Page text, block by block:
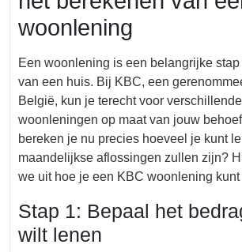
woonlening
Een woonlening is een belangrijke
van een huis. Bij KBC, een
België, kun je terecht voor
woonleningen op maat van jouw
bereken je nu precies hoeveel je kunt
maandelijkse aflossingen zullen zijn?
we uit hoe je een KBC woonlening kunt
Stap 1: Bepaal het
wilt lenen